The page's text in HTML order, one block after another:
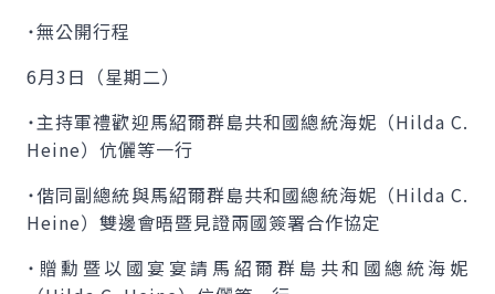
˙無公開行程
6月3日（星期二）
˙主持軍禮歡迎馬紹爾群島共和國總統海妮（Hilda C.
Heine）伉儷等一行
˙偕同副總統與馬紹爾群島共和國總統海妮（Hilda C.
Heine）雙邊會晤暨見證兩國簽署合作協定
˙贈勳暨以國宴宴請馬紹爾群島共和國總統海妮